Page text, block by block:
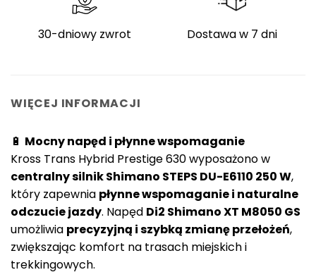
30-dniowy zwrot Dostawa w 7 dni
WIĘCEJ INFORMACJI
🔋 Mocny napęd i płynne wspomaganie
Kross Trans Hybrid Prestige 630 wyposażono w
centralny silnik Shimano STEPS DU-E6110 250 W,
który zapewnia płynne wspomaganie i naturalne
odczucie jazdy. Napęd Di2 Shimano XT M8050 GS
umożliwia precyzyjną i szybką zmianę przełożeń,
zwiększając komfort na trasach miejskich i
trekkingowych.